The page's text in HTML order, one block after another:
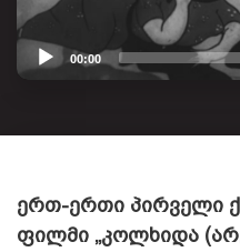
00:00
ერთ-ერთი პირველი
ფილმი „კოლხიდა